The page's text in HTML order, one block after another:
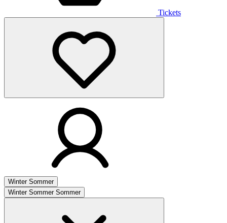
Tickets
Winter Sommer
Winter Sommer Sommer